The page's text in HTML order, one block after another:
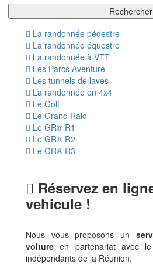
Rechercher
La randonnée pédestre
La randonnée équestre
La randonnée à VTT
Les Parcs Aventure
Les tunnels de laves
La randonnée en 4x4
Le Golf
Le Grand Raid
Le GR® R1
Le GR® R2
Le GR® R3
Réservez en
vehicule !
Nous vous proposons un
voiture en partenariat avec
indépendants de la Réunion.